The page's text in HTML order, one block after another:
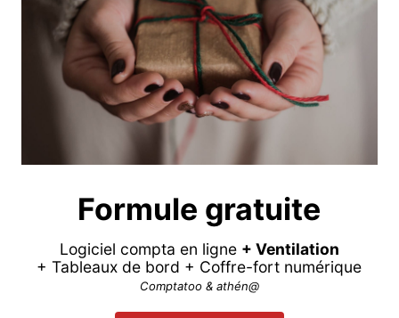
Formule gratuite
Logiciel compta en ligne + Ventilation
+ Tableaux de bord + Coffre-fort numérique
Comptatoo & athén@